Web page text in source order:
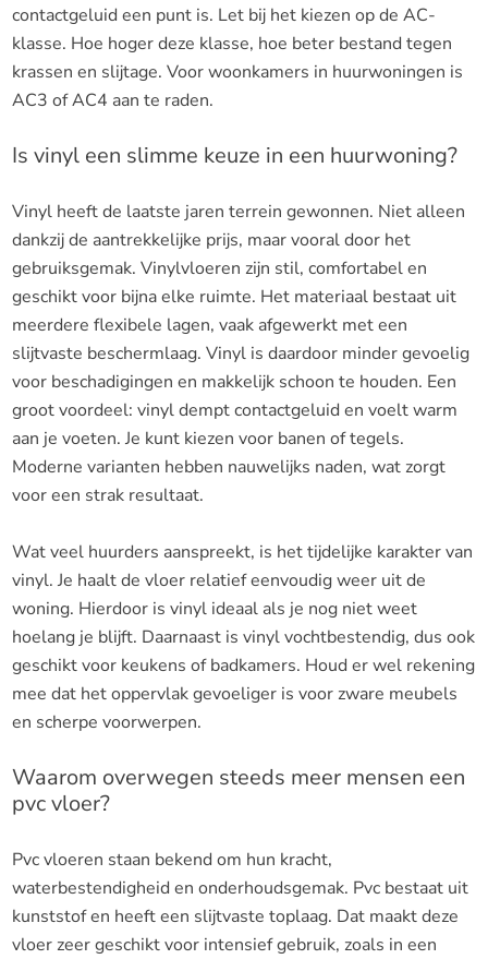
contactgeluid een punt is. Let bij het kiezen op de AC-
klasse. Hoe hoger deze klasse, hoe beter bestand tegen
krassen en slijtage. Voor woonkamers in huurwoningen is
AC3 of AC4 aan te raden.
Is vinyl een slimme keuze in een huurwoning?
Vinyl heeft de laatste jaren terrein gewonnen. Niet alleen
dankzij de aantrekkelijke prijs, maar vooral door het
gebruiksgemak. Vinylvloeren zijn stil, comfortabel en
geschikt voor bijna elke ruimte. Het materiaal bestaat uit
meerdere flexibele lagen, vaak afgewerkt met een
slijtvaste beschermlaag. Vinyl is daardoor minder gevoelig
voor beschadigingen en makkelijk schoon te houden. Een
groot voordeel: vinyl dempt contactgeluid en voelt warm
aan je voeten. Je kunt kiezen voor banen of tegels.
Moderne varianten hebben nauwelijks naden, wat zorgt
voor een strak resultaat.
Wat veel huurders aanspreekt, is het tijdelijke karakter van
vinyl. Je haalt de vloer relatief eenvoudig weer uit de
woning. Hierdoor is vinyl ideaal als je nog niet weet
hoelang je blijft. Daarnaast is vinyl vochtbestendig, dus ook
geschikt voor keukens of badkamers. Houd er wel rekening
mee dat het oppervlak gevoeliger is voor zware meubels
en scherpe voorwerpen.
Waarom overwegen steeds meer mensen een
pvc vloer?
Pvc vloeren staan bekend om hun kracht,
waterbestendigheid en onderhoudsgemak. Pvc bestaat uit
kunststof en heeft een slijtvaste toplaag. Dat maakt deze
vloer zeer geschikt voor intensief gebruik, zoals in een